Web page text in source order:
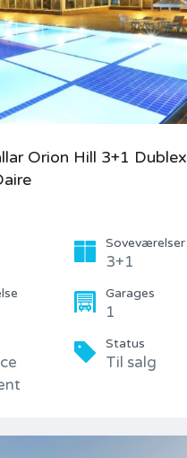
Orion Hill 3+1 Dublex
Soveværelser
3+1
Garages
1
Status
Til salg